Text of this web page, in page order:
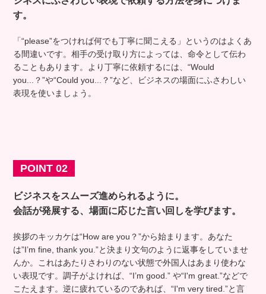
す。
「“please”をつければ何でも丁寧に聞こえる」というのはよくあ
る間違いです。相手の受け取り方によっては、命令として伝わ
ることもあります。より丁寧に依頼するには、“Would
you...？”や“Could you...？”など、ビジネスの場面にふさわしい
表現を使いましょう。
POINT 02
ビジネスをスムーズ進められるように。
会話が発展する、場面に応じた言い回しを学びます。
挨拶のキッカケは“How are you？”から始まります。あなた
は”I’m fine, thank you.”と決まり文句のように返事をしていませ
んか。これはあたりさわりのない状態で外国人はあまり使わな
い表現です。調子がよければ、“I’m good.” や“I'm great.”などで
こたえます。逆に疲れているのであれば、“I'm very tired.”と言